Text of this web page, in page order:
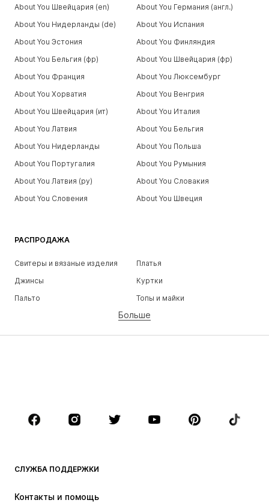
РАСПРОДАЖА
Свитеры и вязаные изделия
Платья
Джинсы
Куртки
Пальто
Топы и майки
Белье
Юбки
Блузки и туники
Аксессуары
Премиум
НОВИНКИ
Больше
СЛУЖБА ПОДДЕРЖКИ
Контакты и помощь
About You Швейцария (en)
About You Германия (англ.)
About You Нидерланды (de)
About You Испания
About You Эстония
About You Финляндия
About You Бельгия (фр)
About You Швейцария (фр)
About You Франция
About You Люксембург
About You Хорватия
About You Венгрия
About You Швейцария (ит)
About You Италия
About You Латвия
About You Бельгия
About You Нидерланды
About You Польша
About You Португалия
About You Румыния
About You Латвия (ру)
About You Словакия
About You Словения
About You Швеция